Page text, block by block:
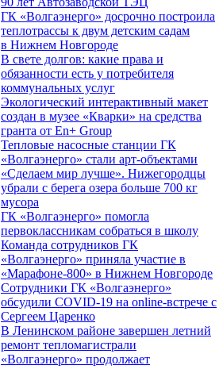
ГК «Волгаэнерго» досрочно построила
теплотрассы к двум детским садам
в Нижнем Новгороде
В свете долгов: какие права и
обязанности есть у потребителя
коммунальных услуг
Экологический интерактивный макет
создан в музее «Кварки» на средства
гранта от En+ Group
Тепловые насосные станции ГК
«Волгаэнерго» стали арт-объектами
«Сделаем мир лучше». Нижегородцы
убрали с берега озера больше 700 кг
мусора
ГК «Волгаэнерго» помогла
первоклассникам собраться в школу
Команда сотрудников ГК
«Волгаэнерго» приняла участие в
«Марафоне-800» в Нижнем Новгороде
Сотрудники ГК «Волгаэнерго»
обсудили COVID-19 на online-встрече с
Сергеем Царенко
В Ленинском районе завершен летний
ремонт тепломагистрали
«Волгаэнерго» продолжает